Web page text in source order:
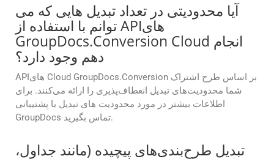
آیا محدودیتی در تعداد تبدیل هایی که می
توانم با استفاده از APIهای
GroupDocs.Conversion Cloud انجام
دهم وجود دارد؟
APIهای Cloud GroupDocs.Conversion بر اساس طرح اشتراک
شما محدودیت‌های تبدیل انعطاف‌پذیری را ارائه می‌کنند. برای
اطلاعات بیشتر در مورد محدودیت های تبدیل با پشتیبانی
GroupDocs تماس بگیرید.
تبدیل طرح‌بندی‌های پیچیده (مانند جداول،